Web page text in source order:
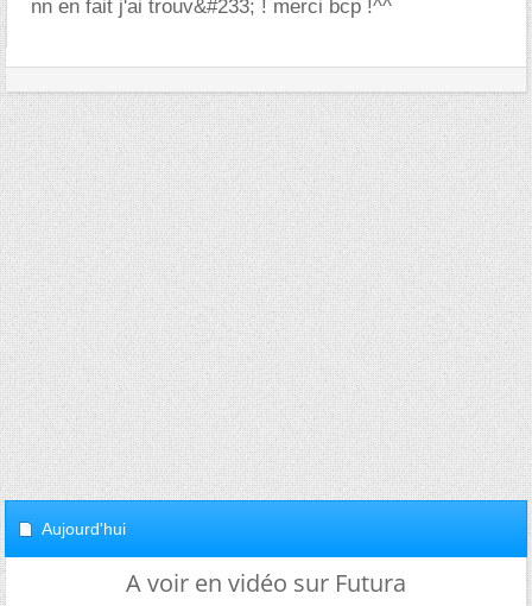
nn en fait j'ai trouv&#233; ! merci bcp !^^
Aujourd'hui
A voir en vidéo sur Futura